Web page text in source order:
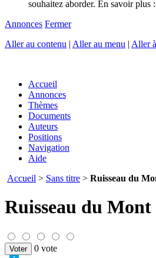
souhaitez aborder. En savoir plus :
Annonces Fermer
Aller au contenu | Aller au menu | Aller
Accueil
Annonces
Thèmes
Documents
Auteurs
Positions
Navigation
Aide
Accueil > Sans titre > Ruisseau du
Ruisseau du Mont
0 vote